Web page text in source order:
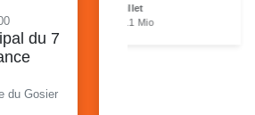
du 7
du Gosier
23 juillet
PDF - 5.1 Mio